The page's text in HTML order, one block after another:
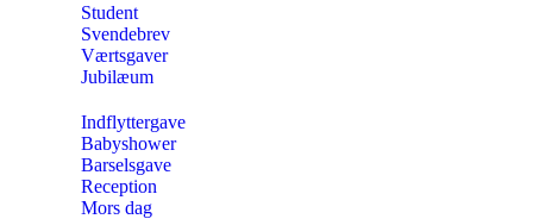
Student
Svendebrev
Værtsgaver
Jubilæum
Indflyttergave
Babyshower
Barselsgave
Reception
Mors dag